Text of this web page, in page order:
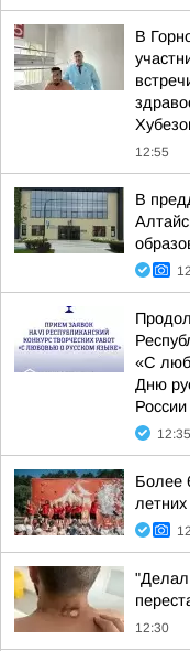
В
12:55
В
«С
Дню
России
12:35
Более
летних
"Делал
12:30